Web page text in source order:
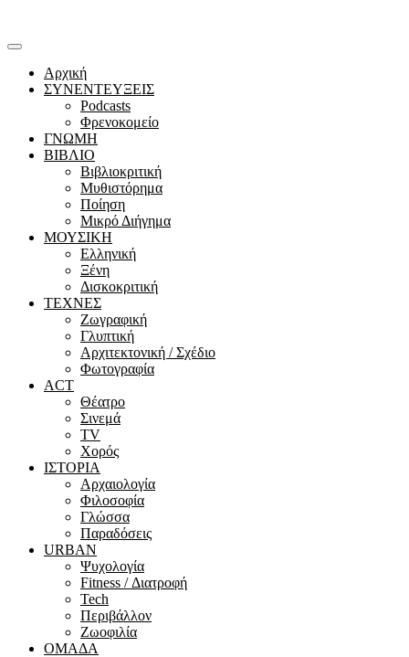
Αρχική
ΣΥΝΕΝΤΕΥΞΕΙΣ
Podcasts
Φρενοκομείο
ΓΝΩΜΗ
ΒΙΒΛΙΟ
Βιβλιοκριτική
Μυθιστόρημα
Ποίηση
Μικρό Διήγημα
ΜΟΥΣΙΚΗ
Ελληνική
Ξένη
Δισκοκριτική
ΤΕΧΝΕΣ
Ζωγραφική
Γλυπτική
Αρχιτεκτονική / Σχέδιο
Φωτογραφία
ACT
Θέατρο
Σινεμά
ΤV
Χορός
ΙΣΤΟΡΙΑ
Αρχαιολογία
Φιλοσοφία
Γλώσσα
Παραδόσεις
URBAN
Ψυχολογία
Fitness / Διατροφή
Tech
Περιβάλλον
Ζωοφιλία
ΟΜΑΔΑ